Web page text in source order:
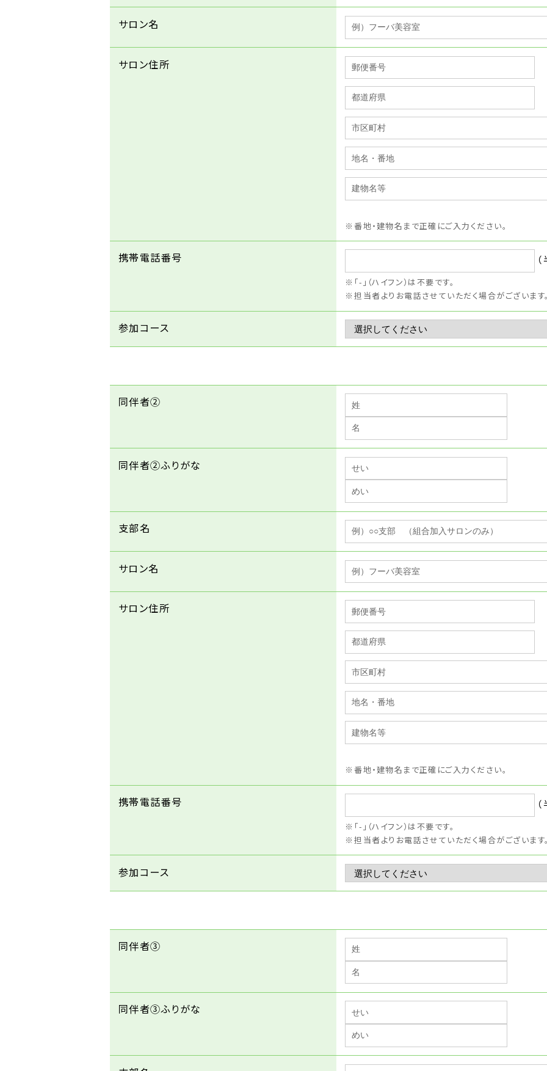
サロン名
サロン住所
番地・建物名まで正確にご入力ください。
携帯電話番号
「-」（ハイフン）は不要です。
担当者よりお電話させていただく場合がございます。
参加コース
同伴者②
同伴者②ふりがな
支部名
サロン名
サロン住所
番地・建物名まで正確にご入力ください。
携帯電話番号
「-」（ハイフン）は不要です。
担当者よりお電話させていただく場合がございます。
参加コース
同伴者③
同伴者③ふりがな